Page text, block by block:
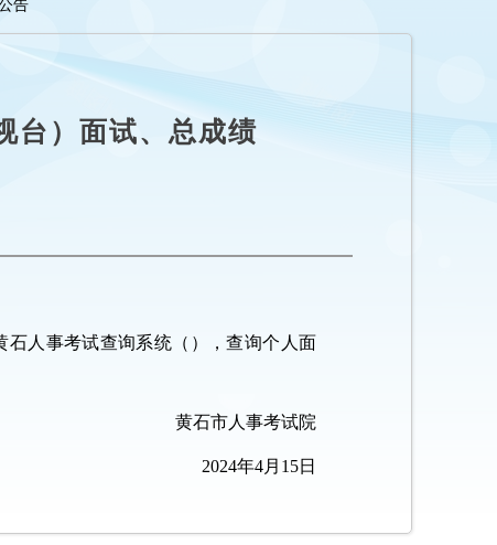
告
台）面试、总成绩
石人事考试查询系统（），查询个人面
黄石市人事考试院
2024年4月15日